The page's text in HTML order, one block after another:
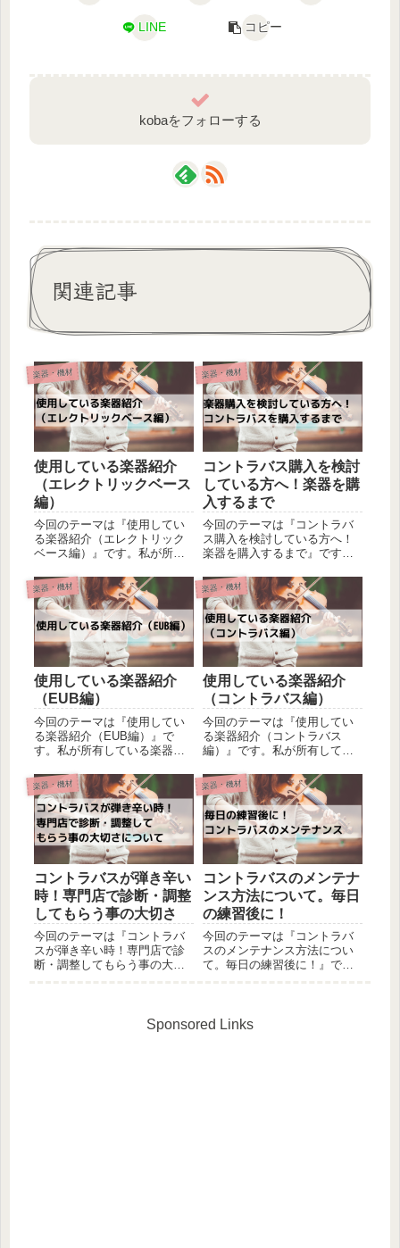
LINE コピー
kobaをフォローする
関連記事
楽器・機材
使用している楽器紹介
（エレクトリックベース
編）
今回のテーマは『使用してい
る楽器紹介（エレクトリック
ベース編）』です。私が所有
なります。コントラバスをメ
インに弾き始めてから、弾く
機会は大分減っているのです
が、エレキベースへの愛情が
薄れたわけではありません！
10年...
楽器・機材
コントラバス購入を検討
している方へ！楽器を購
入するまで
今回のテーマは『コントラバ
ス購入を検討している方へ！
楽器を購入するまで』です。
器かと思いますので、少しで
も購入を検討されている方の
参考になればと思い体験談を
書かせて頂きました。少しで
も参考になれば嬉しく思いま
す。楽...
楽器・機材
使用している楽器紹介
（EUB編）
今回のテーマは『使用してい
る楽器紹介（EUB編）』で
す。私が所有している楽器の
EUBの購入を検討されていら
っしゃる方、参考にしてみて
下さい！「そもそもEUBって
何？」という方もいらっしゃ
るかと思います。そんな方は
楽...
楽器・機材
使用している楽器紹介
（コントラバス編）
今回のテーマは『使用してい
る楽器紹介（コントラバス
編）』です。私が所有してい
入門者として購入してから今
に至るまで、買い替える事無
く使用し続けております。こ
れから楽器の購入を検討され
ていらっしゃる方、参考にし
てみて下...
楽器・機材
コントラバスが弾き辛い
時！専門店で診断・調整
してもらう事の大切さ
今回のテーマは『コントラバ
スが弾き辛い時！専門店で診
断・調整してもらう事の大切
覚える」のような考えに偏っ
てしまいがちなのですが、
楽器・機材
コントラバスのメンテナ
ンス方法について。毎日
の練習後に！
今回のテーマは『コントラバ
スのメンテナンス方法につい
て。毎日の練習後に！』で
像されてしまうかもしれませ
Sponsored Links